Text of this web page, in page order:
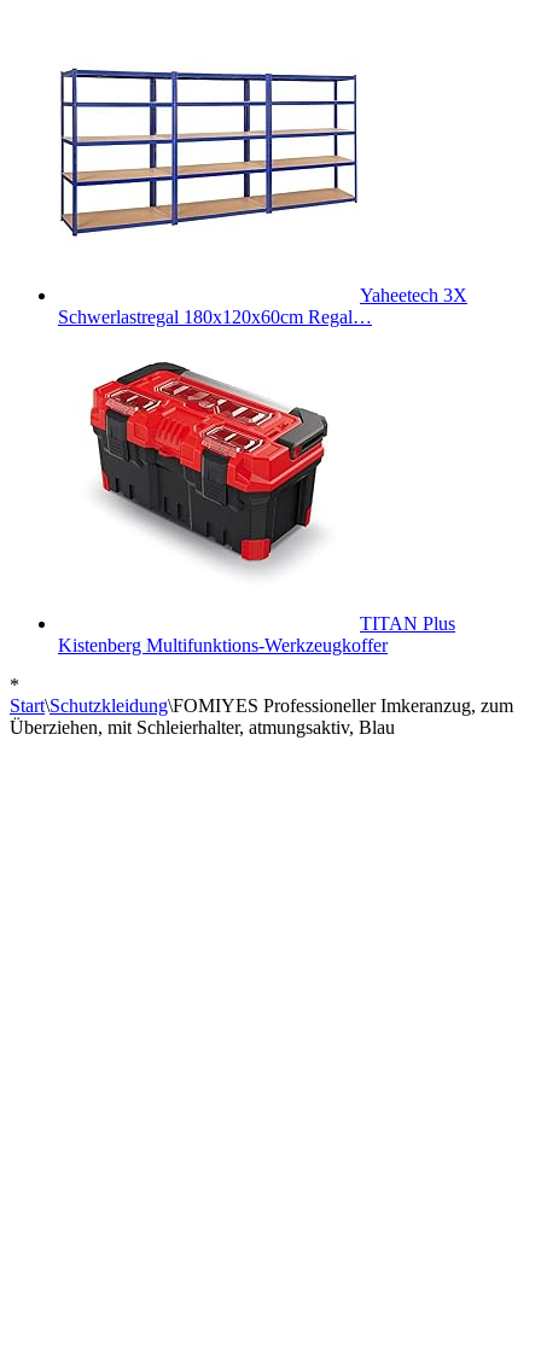
Yaheetech 3X
Schwerlastregal 180x120x60cm Regal…
TITAN Plus
Kistenberg Multifunktions-Werkzeugkoffer
*
Start\Schutzkleidung\FOMIYES Professioneller Imkeranzug, zum
Überziehen, mit Schleierhalter, atmungsaktiv, Blau